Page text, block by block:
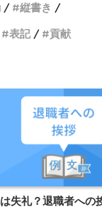
縦書き
表記 貢献
失礼？退職者への